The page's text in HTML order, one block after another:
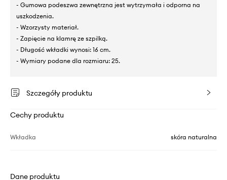
- Gumowa podeszwa zewnętrzna jest wytrzymała i odporna na
uszkodzenia.
- Wzorzysty materiał.
- Zapięcie na klamrę ze szpilką.
- Długość wkładki wynosi: 16 cm.
- Wymiary podane dla rozmiaru: 25.
Szczegóły produktu
Cechy produktu
Wkładka skóra naturalna
Dane produktu